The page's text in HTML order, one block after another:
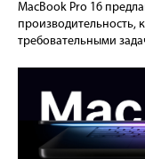
MacBook Pro 16
производительность,
требовательными